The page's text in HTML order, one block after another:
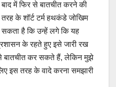
में फिर से बातचीत करने की
के शॉर्ट टर्म हथकंडे जोखिम
सकता है कि उन्हें लगे कि यह
के रहते हुए इसे जारी रख
कर सकते हैं, लेकिन मुझे
इस तरह के वादे करना समझारी